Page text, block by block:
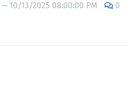
— 10/13/2025 08:00:00 PM 0